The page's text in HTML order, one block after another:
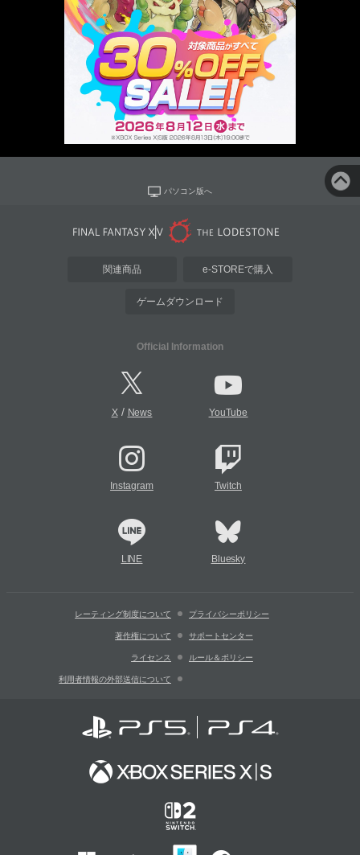
パソコン版へ
関連商品 e-STOREで購入
ゲームダウンロード
Official Information
X/ News YouTube
Instagram Twitch
LINE Bluesky
レーティング制度について プライバシーポリシー
著作権について サポートセンター
ライセンス ルール＆ポリシー
利用者情報の外部送信について